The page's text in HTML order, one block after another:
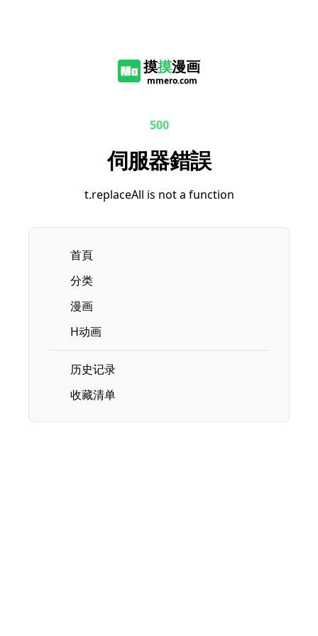
摸摸漫画
mmero.com
500
伺服器錯誤
t.replaceAll is not a function
首頁
分类
漫画
H动画
历史记录
收藏清单